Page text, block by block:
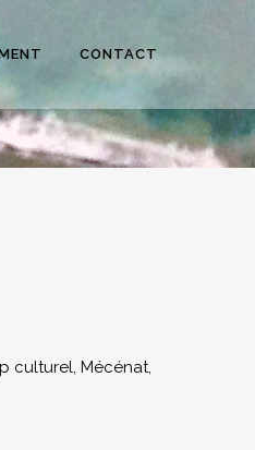
CONTACT
culturel, Mécénat,